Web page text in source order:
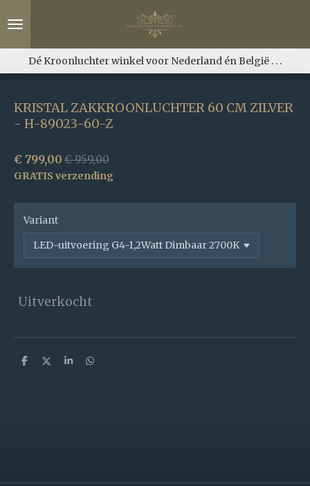
direct
hoofdinhoud
Dé Kroonluchter winkel voor Nederland én België . . .
KRISTAL ZAKKROONLUCHTER 60 CM ZILVER
- H-89023-60-Z
€ 799,00 € 959,00
GRATIS verzending
Variant
Uitverkocht
D
D
S
D